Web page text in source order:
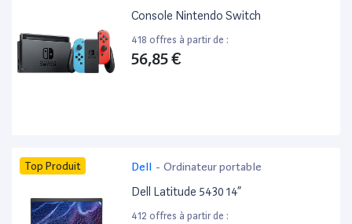
Console Nintendo Switch
418 offres à partir de :
56,85 €
Top Produit Dell - Ordinateur portable
Dell Latitude 5430 14”
412 offres à partir de :